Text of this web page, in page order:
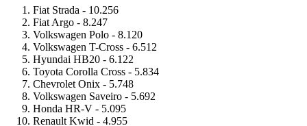
Fiat Strada - 10.256
Fiat Argo - 8.247
Volkswagen Polo - 8.120
Volkswagen T-Cross - 6.512
Hyundai HB20 - 6.122
Toyota Corolla Cross - 5.834
Chevrolet Onix - 5.748
Volkswagen Saveiro - 5.692
Honda HR-V - 5.095
Renault Kwid - 4.955